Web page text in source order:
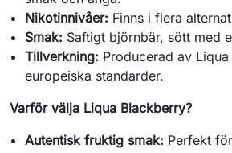
Nikotinnivåer: Finns i flera
Smak: Saftigt björnbär, sött med
Tillverkning: Producerad av
europeiska standarder.
Varför välja Liqua Blackberry?
Autentisk fruktig smak: Perfekt